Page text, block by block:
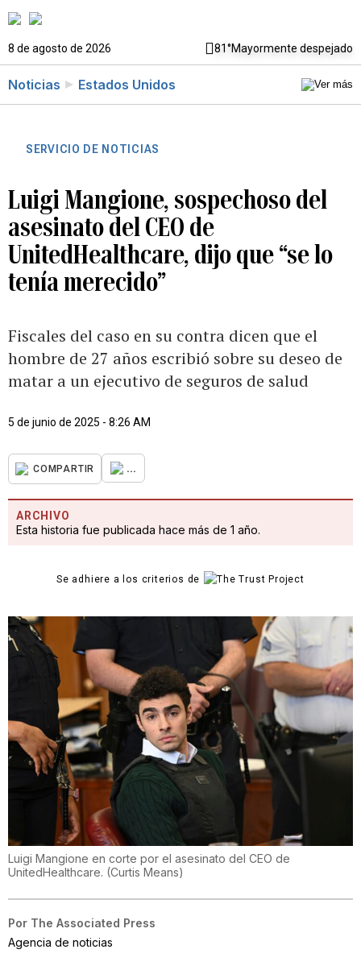
8 de agosto de 2026 81°Mayormente despejado
Noticias Estados Unidos
SERVICIO DE NOTICIAS
Luigi Mangione, sospechoso del
asesinato del CEO de
UnitedHealthcare, dijo que “se lo
tenía merecido”
Fiscales del caso en su contra dicen que el
hombre de 27 años escribió sobre su deseo de
matar a un ejecutivo de seguros de salud
5 de junio de 2025 - 8:26 AM
COMPARTIR ...
ARCHIVO
Esta historia fue publicada hace más de 1 año.
Se adhiere a los criterios de
Luigi Mangione en corte por el asesinato del CEO de
UnitedHealthcare. (Curtis Means)
Por The Associated Press
Agencia de noticias